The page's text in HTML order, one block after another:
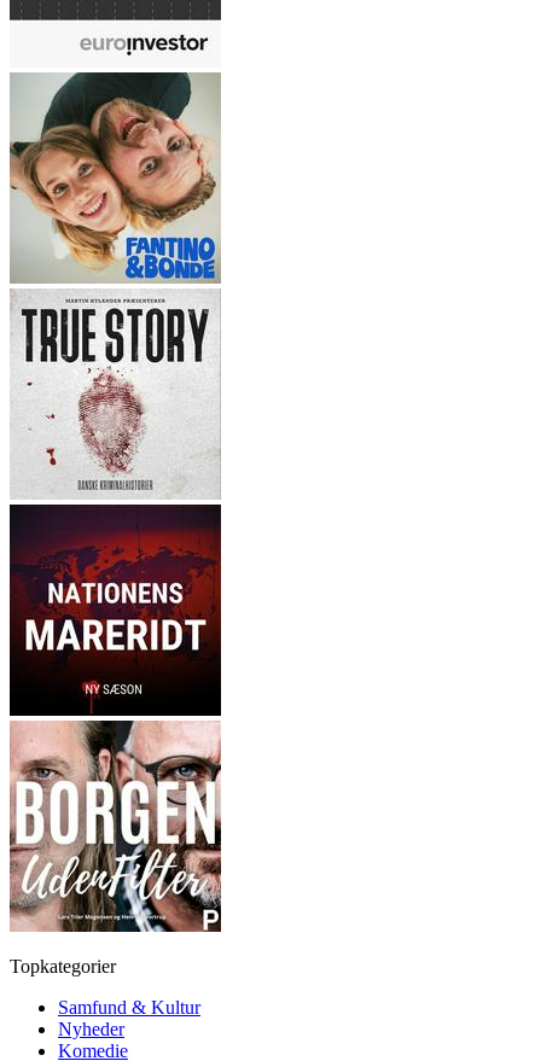
Topkategorier
Samfund & Kultur
Nyheder
Komedie